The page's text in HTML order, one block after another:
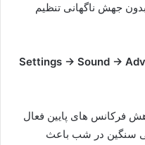
جهش ناگهانی تنظیم
Settings → Sound →
فرکانس های پایین فعال
سنگین در شب باعث